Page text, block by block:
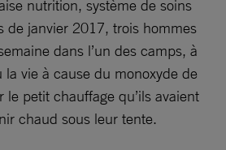
nutrition, système de soins
janvier 2017, trois hommes
dans l’un des camps, à
vie à cause du monoxyde de
petit chauffage qu’ils avaient
chaud sous leur tente.